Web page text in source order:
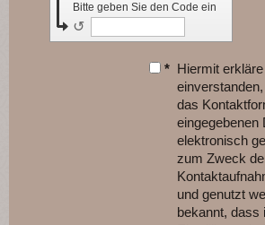
Bitte geben Sie den Code ein
↺
* Hiermit
das
eingegebenen
elektronisch
zum Zweck
und genutzt
bekannt, dass